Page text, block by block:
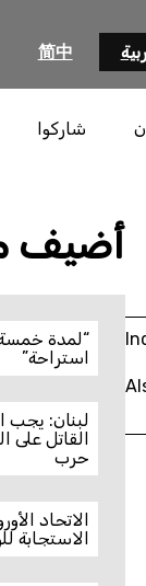
简中
شاركوا
أضيف
استراحة”
لبنان: يجب
القاتل على
حرب
الاتحاد
الاستجابة